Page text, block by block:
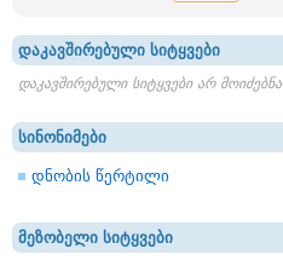
დაკავშირებული სიტყვები
დაკავშირებული სიტყვები არ მოიძებნა
სინონიმები
დნობის წერტილი
მეზობელი სიტყვები